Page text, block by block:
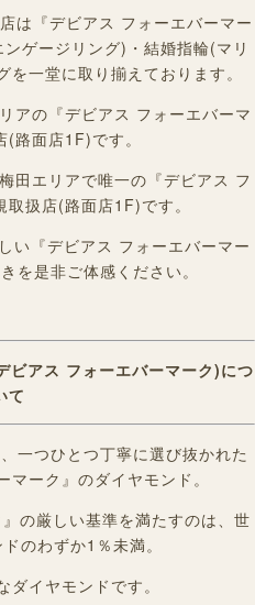
は『デビアス フォーエバーマー
ゲージリング)・結婚指輪(マリ
一堂に取り揃えております。
アの『デビアス フォーエバーマ
路面店1F)です。
田エリアで唯一の『デビアス フ
扱店(路面店1F)です。
い『デビアス フォーエバーマー
を是非ご体感ください。
アス フォーエバーマーク)につ
て
一つひとつ丁寧に選び抜かれた
ーク』のダイヤモンド。
の厳しい基準を満たすのは、世
のわずか1％未満。
ダイヤモンドです。